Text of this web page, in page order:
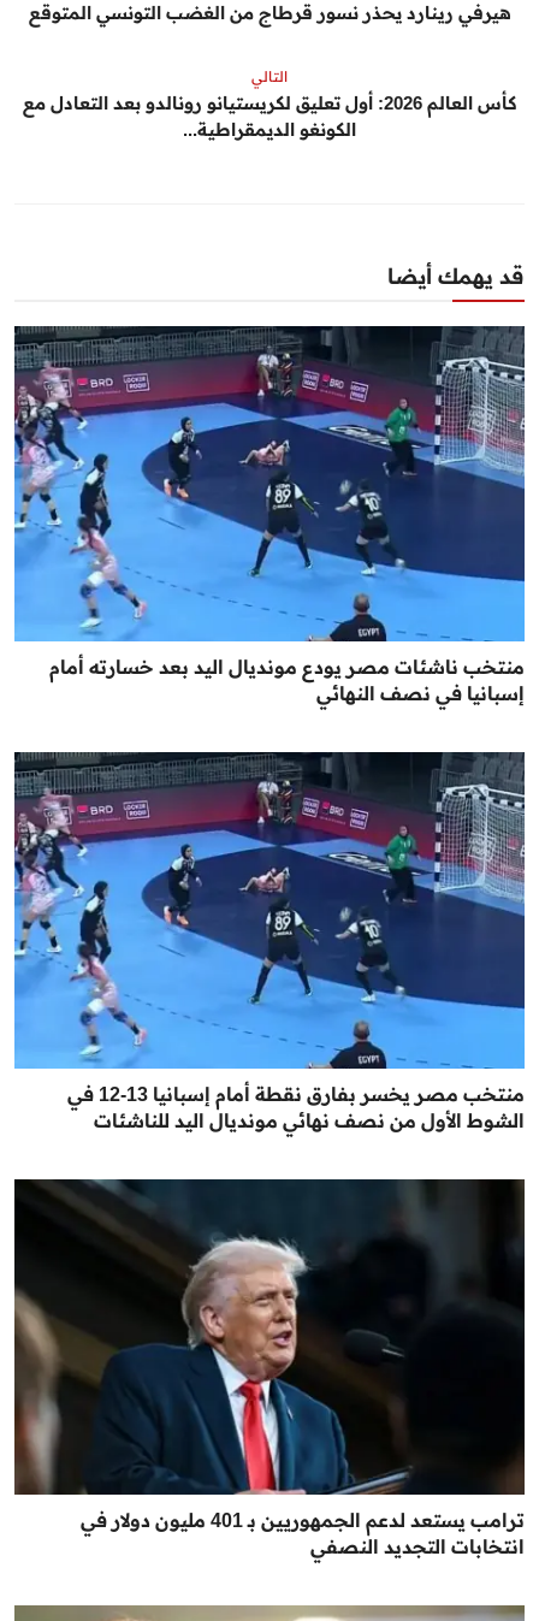
هيرفي رينارد يحذر نسور قرطاج من الغضب التونسي المتوقع
التالي
كأس العالم 2026: أول تعليق لكريستيانو رونالدو بعد التعادل مع
الكونغو الديمقراطية...
قد يهمك أيضا
منتخب ناشئات مصر يودع مونديال اليد بعد خسارته أمام
إسبانيا في نصف النهائي
منتخب مصر يخسر بفارق نقطة أمام إسبانيا 13-12 في
الشوط الأول من نصف نهائي مونديال اليد للناشئات
ترامب يستعد لدعم الجمهوريين بـ 401 مليون دولار في
انتخابات التجديد النصفي